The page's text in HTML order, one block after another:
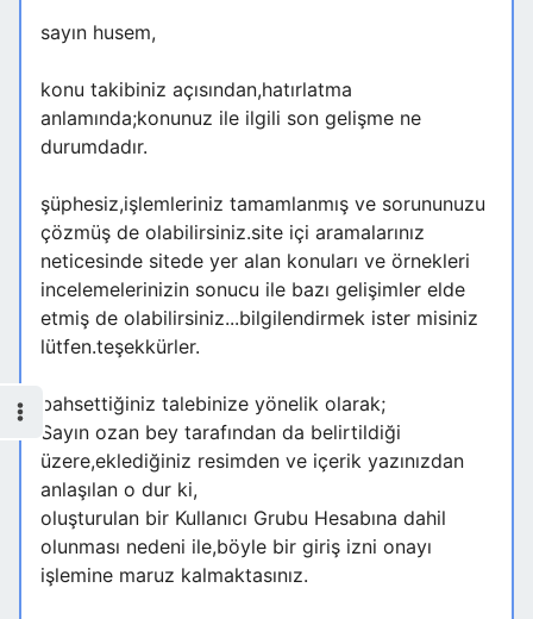
sayın husem,
konu takibiniz açısından,hatırlatma
anlamında;konunuz ile ilgili son gelişme ne
durumdadır.
şüphesiz,işlemleriniz tamamlanmış ve sorununuzu
çözmüş de olabilirsiniz.site içi aramalarınız
neticesinde sitede yer alan konuları ve örnekleri
incelemelerinizin sonucu ile bazı gelişimler elde
etmiş de olabilirsiniz...bilgilendirmek ister misiniz
lütfen.teşekkürler.
bahsettiğiniz talebinize yönelik olarak;
Sayın ozan bey tarafından da belirtildiği
üzere,eklediğiniz resimden ve içerik yazınızdan
anlaşılan o dur ki,
oluşturulan bir Kullanıcı Grubu Hesabına dahil
olunması nedeni ile,böyle bir giriş izni onayı
işlemine maruz kalmaktasınız.